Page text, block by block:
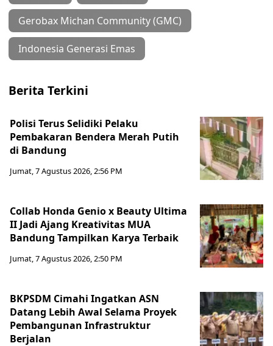
Gerobax Michan Community (GMC)
Indonesia Generasi Emas
Berita Terkini
Polisi Terus Selidiki Pelaku
Pembakaran Bendera Merah Putih
di Bandung
Jumat, 7 Agustus 2026, 2:56 PM
Collab Honda Genio x Beauty Ultima
II Jadi Ajang Kreativitas MUA
Bandung Tampilkan Karya Terbaik
Jumat, 7 Agustus 2026, 2:50 PM
BKPSDM Cimahi Ingatkan ASN
Datang Lebih Awal Selama Proyek
Pembangunan Infrastruktur
Berjalan